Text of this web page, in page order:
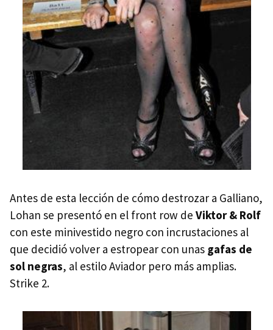
Antes de esta lección de cómo destrozar a Galliano,
Lohan se presentó en el front row de Viktor & Rolf
con este minivestido negro con incrustaciones al
que decidió volver a estropear con unas gafas de
sol negras, al estilo Aviador pero más amplias.
Strike 2.